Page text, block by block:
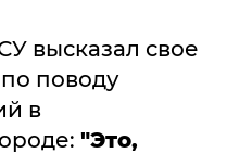
высказал свое
поводу
в
"Это,